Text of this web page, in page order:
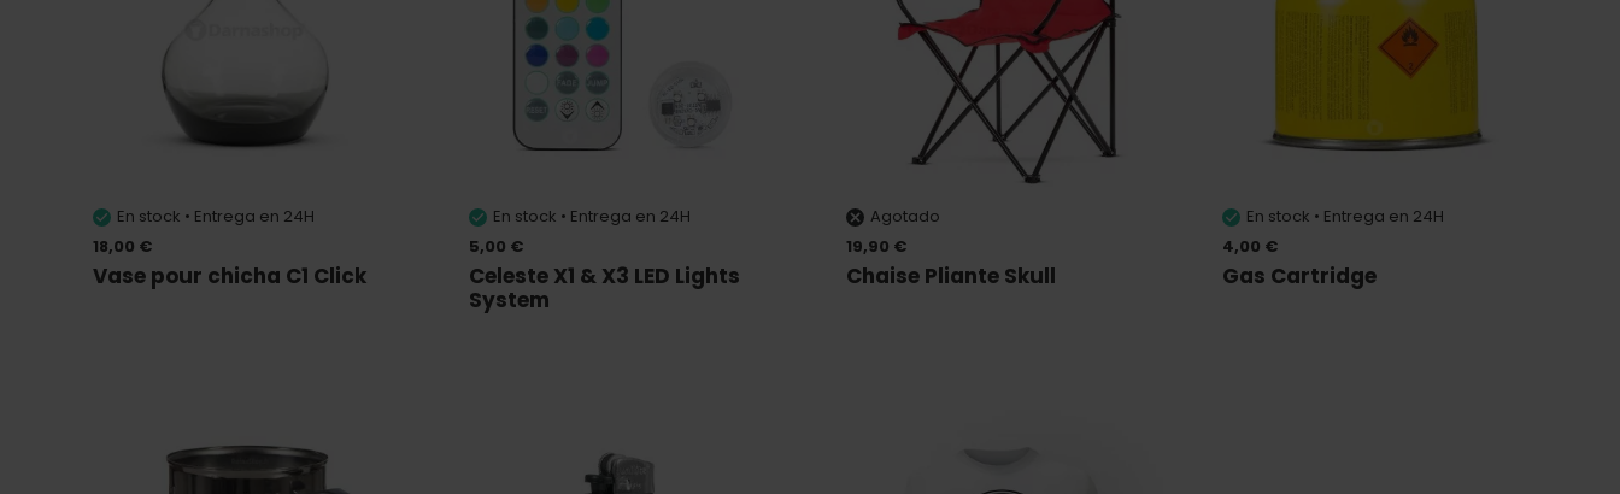
En stock • Entrega en 24H
18,00 €
Vase pour chicha C1 Click
En stock • Entrega en 24H
5,00 €
Celeste X1 & X3 LED Lights
System
Agotado
19,90 €
Chaise Pliante Skull
En stock • Entrega en 24H
4,00 €
Gas Cartridge